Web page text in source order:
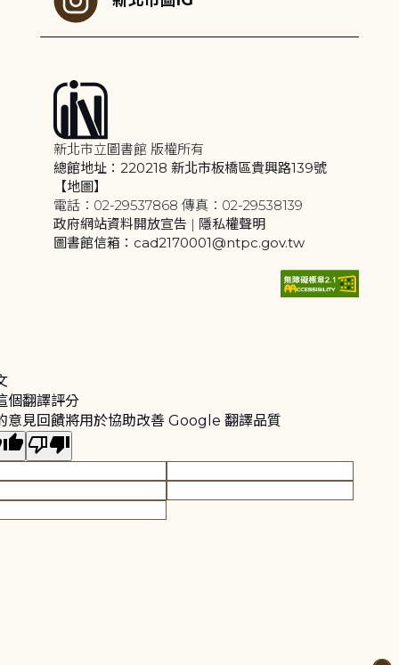
新北市立圖書館 版權所有
總館地址：220218 新北市板橋區貴興路139號
【地圖】
電話：02-29537868 傳真：02-29538139
政府網站資料開放宣告 | 隱私權聲明
圖書館信箱：cad2170001@ntpc.gov.tw
個翻譯評分
意見回饋將用於協助改善 Google 翻譯品質